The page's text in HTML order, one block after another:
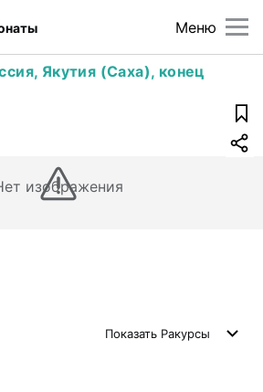
Меню
Якутия (Саха), конец
изображения
Показать Ракурсы